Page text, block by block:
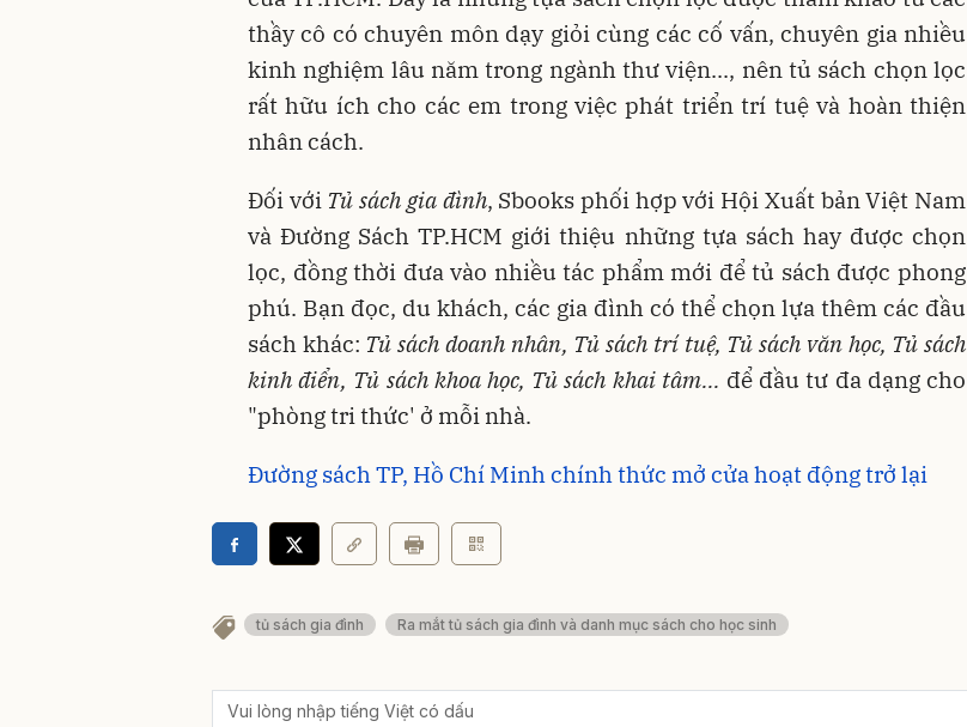
thầy cô có chuyên môn dạy giỏi cùng các cố vấn, chuyên gia nhiều
kinh nghiệm lâu năm trong ngành thư viện..., nên tủ sách chọn lọc
rất hữu ích cho các em trong việc phát triển trí tuệ và hoàn thiện
nhân cách.
Đối với Tủ sách gia đình, Sbooks phối hợp với Hội Xuất bản Việt Nam
và Đường Sách TP.HCM giới thiệu những tựa sách hay được chọn
lọc, đồng thời đưa vào nhiều tác phẩm mới để tủ sách được phong
phú. Bạn đọc, du khách, các gia đình có thể chọn lựa thêm các đầu
sách khác: Tủ sách doanh nhân, Tủ sách trí tuệ, Tủ sách văn học, Tủ sách
kinh điển, Tủ sách khoa học, Tủ sách khai tâm... để đầu tư đa dạng cho
"phòng tri thức' ở mỗi nhà.
Đường sách TP, Hồ Chí Minh chính thức mở cửa hoạt động trở lại
tủ sách gia đình Ra mắt tủ sách gia đình và danh mục sách cho học sinh